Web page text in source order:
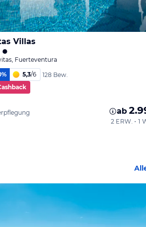
Villas
Fuerteventura
% 5,3/6
128 Bew.
ab
2 ERW. • 1